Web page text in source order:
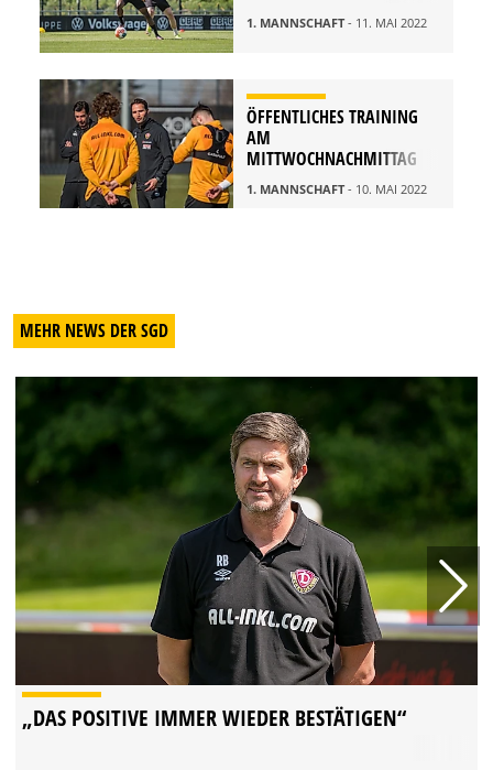
1. MANNSCHAFT- 11. MAI 2022
ÖFFENTLICHES TRAINING
AM
MITTWOCHNACHMITTAG
1. MANNSCHAFT- 10. MAI 2022
MEHR NEWS DER SGD
„DAS POSITIVE IMMER WIEDER BESTÄTIGEN“